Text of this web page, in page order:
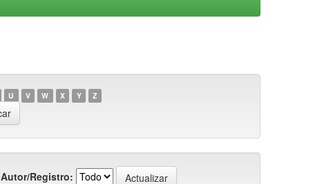
U V W X Y Z
Autor/Registro: